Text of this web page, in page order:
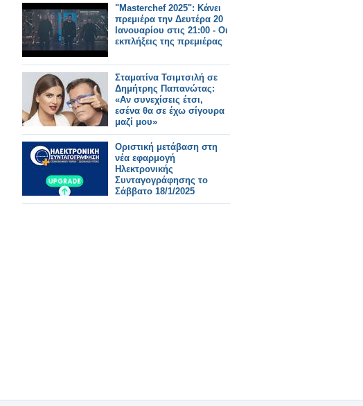
"Masterchef 2025": Κάνει
πρεμιέρα την Δευτέρα 20
Ιανουαρίου στις 21:00 - Οι
εκπλήξεις της πρεμιέρας
Σταματίνα Τσιμτσιλή σε
Δημήτρης Παπανώτας:
«Αν συνεχίσεις έτσι,
εσένα θα σε έχω σίγουρα
μαζί μου»
Οριστική μετάβαση στη
νέα εφαρμογή
Ηλεκτρονικής
Συνταγογράφησης το
Σάββατο 18/1/2025